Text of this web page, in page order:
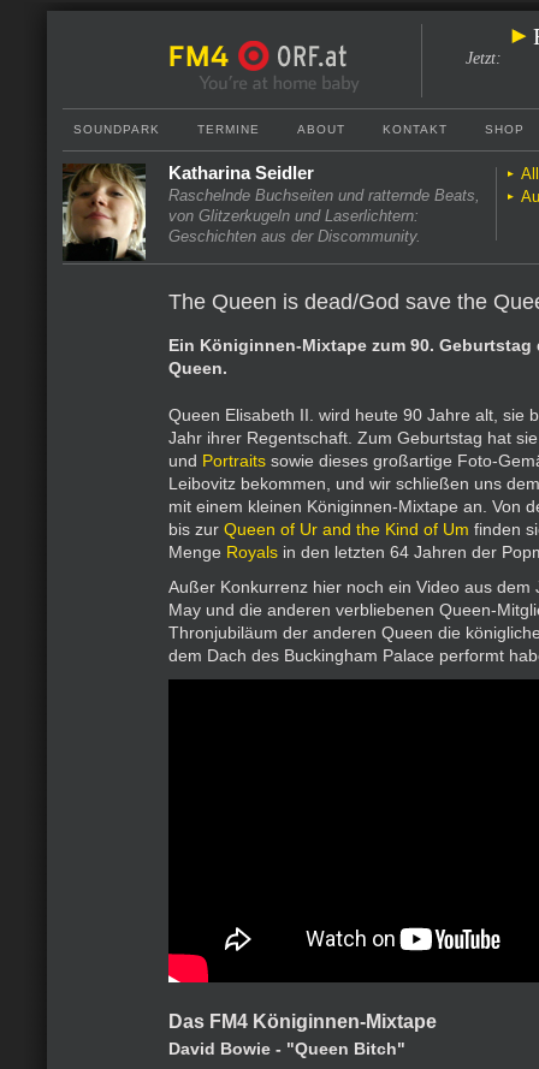
Jetzt:
SOUNDPARK TERMINE ABOUT KONTAKT SHOP
Katharina Seidler
Raschelnde Buchseiten und ratternde Beats,
von Glitzerkugeln und Laserlichtern:
Geschichten aus der Discommunity.
The Queen is dead/God save the
Ein Königinnen-Mixtape zum 90.
Queen.
Queen Elisabeth II. wird heute 90 Jahre alt, sie
Jahr ihrer Regentschaft. Zum Geburtstag hat
und Portraits sowie dieses großartige Foto-
Leibovitz bekommen, und wir schließen uns
mit einem kleinen Königinnen-Mixtape an. Von
bis zur Queen of Ur and the Kind of Um finden
Menge Royals in den letzten 64 Jahren der
Außer Konkurrenz hier noch ein Video aus dem
May und die anderen verbliebenen Queen-
Thronjubiläum der anderen Queen die
dem Dach des Buckingham Palace performt
Das FM4 Königinnen-Mixtape
David Bowie - "Queen Bitch"